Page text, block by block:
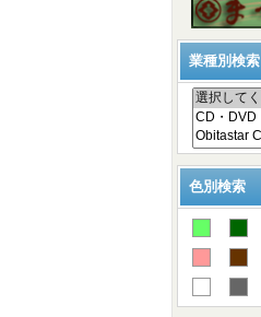
業種別検索
色別検索